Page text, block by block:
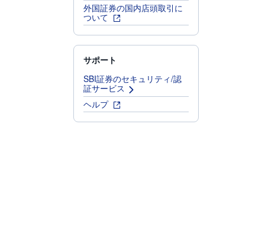
外国証券の国内店頭取引に
ついて
サポート
SBI証券のセキュリティ/認
証サービス
ヘルプ